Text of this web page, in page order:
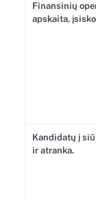
Finansinių
apskaita,
Kandidatų į
ir atranka.